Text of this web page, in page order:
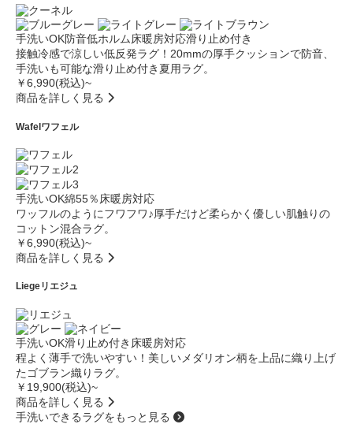
手洗いOK防音低ホルム床暖房対応滑り止め付き
接触冷感で涼しい低反発ラグ！20mmの厚手クッションで防音、
手洗いも可能な滑り止め付き夏用ラグ。
￥6,990(税込)~
商品を詳しく見る
Wafelワフェル
手洗いOK綿55％ 床暖房対応
ワッフルのようにフワフワ♪厚手だけど柔らかく優しい肌触りの
コットン混合ラグ。
￥6,990(税込)~
商品を詳しく見る
Liegeリエジュ
手洗いOK滑り止め付き 床暖房対応
程よく薄手で洗いやすい！美しいメダリオン柄を上品に織り上げ
たゴブラン織りラグ。
￥19,900(税込)~
商品を詳しく見る
手洗いできるラグをもっと見る